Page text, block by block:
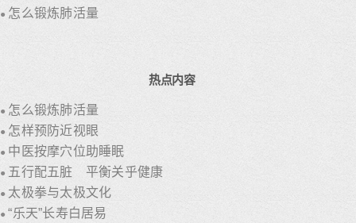
● 怎么锻炼肺活量
热点内容
● 怎么锻炼肺活量
● 怎样预防近视眼
● 中医按摩穴位助睡眠
● 五行配五脏 平衡关乎健康
● 太极拳与太极文化
●“乐天”长寿白居易